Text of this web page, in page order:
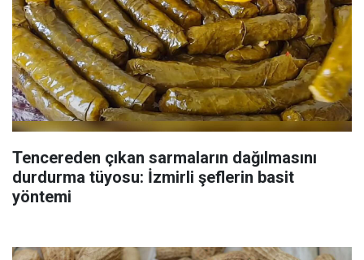
Tencereden çıkan sarmaların dağılmasını
durdurma tüyosu: İzmirli şeflerin basit
yöntemi